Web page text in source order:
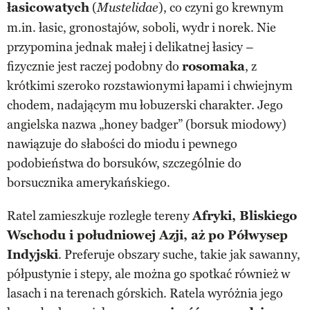
łasicowatych (Mustelidae), co czyni go krewnym
m.in. łasic, gronostajów, soboli, wydr i norek. Nie
przypomina jednak małej i delikatnej łasicy –
fizycznie jest raczej podobny do rosomaka, z
krótkimi szeroko rozstawionymi łapami i chwiejnym
chodem, nadającym mu łobuzerski charakter. Jego
angielska nazwa „honey badger” (borsuk miodowy)
nawiązuje do słabości do miodu i pewnego
podobieństwa do borsuków, szczególnie do
borsucznika amerykańskiego.
Ratel zamieszkuje rozległe terenyAfryki, Bliskiego
Wschodu i południowej Azji, aż po Półwysep
Indyjski. Preferuje obszary suche, takie jak sawanny,
półpustynie i stepy, ale można go spotkać również w
lasach i na terenach górskich. Ratela wyróżnia jego